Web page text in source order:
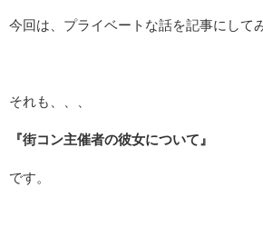
今回は、プライベートな話を記事にして
それも、、、
『街コン主催者の彼女について』
です。